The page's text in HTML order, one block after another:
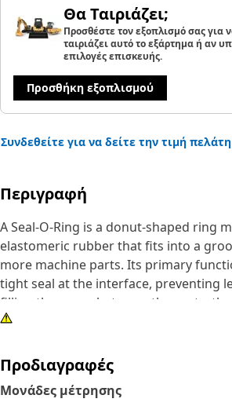
Θα Ταιριάζει;
Προσθέστε τον εξοπλισμό σας για
ταιριάζει αυτό το εξάρτημα ή αν
επιλογές επισκευής.
Προσθήκη εξοπλισμού
Συνδεθείτε για να δείτε την τιμή
Περιγραφή
A Seal-O-Ring is a donut-shaped ring
elastomeric rubber that fits into a
more machine parts. Its primary
tight seal at the interface, preventing
filling the space between the parts, the
machine operates efficiently and
• Manufactured to precise
durability, and reliability
• Maintain a secure seal even under
Προδιαγραφές
Μονάδες μέτρησης